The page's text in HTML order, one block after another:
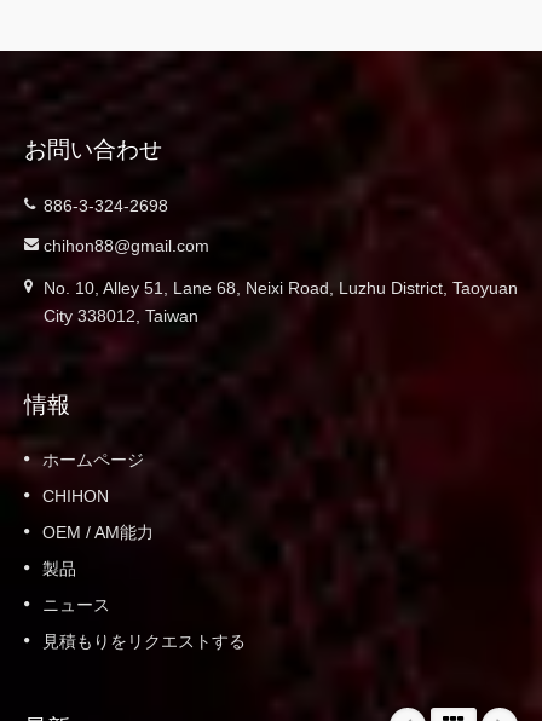
お問い合わせ
886-3-324-2698
chihon88@gmail.com
No. 10, Alley 51, Lane 68, Neixi Road, Luzhu District, Taoyuan
City 338012, Taiwan
情報
ホームページ
CHIHON
OEM / AM能力
製品
ニュース
見積もりをリクエストする